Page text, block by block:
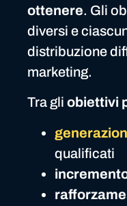
ottenere. Gli
diversi e
distribuzione
marketing.
Tra gli obiettivi
qualificati